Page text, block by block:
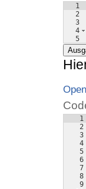
1
2
3
4
5
1
2
3
4
5
6
7
8
9